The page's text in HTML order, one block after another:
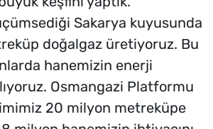
Sakarya kuyusunda
doğalgaz üretiyoruz. Bu
hanemizin enerji
Osmangazi Platformu
20 milyon metreküpe